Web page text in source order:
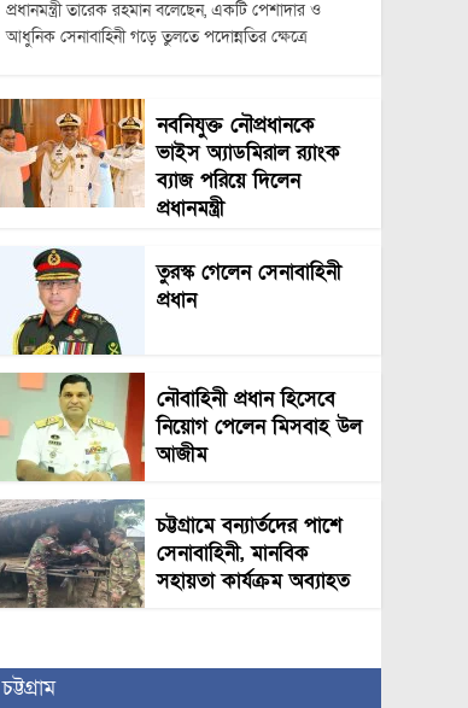
প্রধানমন্ত্রী তারেক রহমান বলেছেন, একটি পেশাদার ও
আধুনিক সেনাবাহিনী গড়ে তুলতে পদোন্নতির ক্ষেত্রে
নবনিযুক্ত নৌপ্রধানকে
ভাইস অ্যাডমিরাল র‍্যাংক
ব্যাজ পরিয়ে দিলেন
প্রধানমন্ত্রী
তুরস্ক গেলেন সেনাবাহিনী
প্রধান
নৌবাহিনী প্রধান হিসেবে
নিয়োগ পেলেন মিসবাহ উল
আজীম
চট্টগ্রামে বন্যার্তদের পাশে
সেনাবাহিনী, মানবিক
সহায়তা কার্যক্রম অব্যাহত
চট্টগ্রাম